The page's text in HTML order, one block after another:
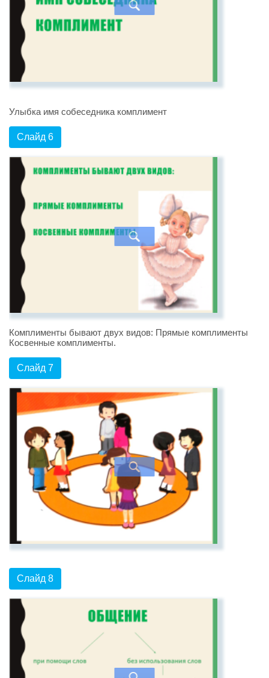
Улыбка имя собеседника комплимент
Слайд 6
Комплименты бывают двух видов: Прямые комплименты
Косвенные комплименты.
Слайд 7
Слайд 8